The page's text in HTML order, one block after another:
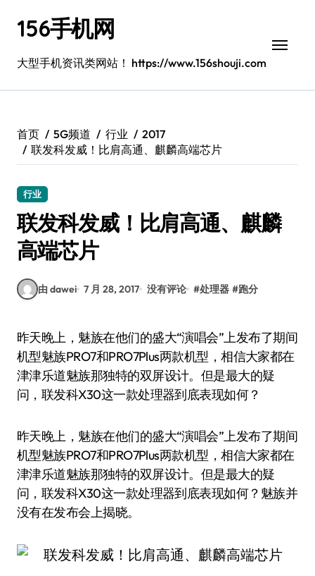
156手机网
大型手机资讯类网站！ https://www.156shouji.com
首页 5G频道 行业
2017
联发科发威！比肩高通、麒麟高端芯片
行业
联发科发威！比肩高通、麒麟
高端芯片
由 dawei 7 月 28, 2017 没有评论 #处理器 #跑分
昨天晚上，魅族在他们的盛大“演唱会”上发布了期间
机型魅族PRO7和PRO7Plus两款机型，相信大家都在
津津乐道魅族那独特的双屏设计。但是最大的疑
问，联发科X30这一款处理器到底表现如何？
昨天晚上，魅族在他们的盛大“演唱会”上发布了期间
机型魅族PRO7和PRO7Plus两款机型，相信大家都在
津津乐道魅族那独特的双屏设计。但是最大的疑
问，联发科X30这一款处理器到底表现如何？魅族并
没有在发布会上揭晓。